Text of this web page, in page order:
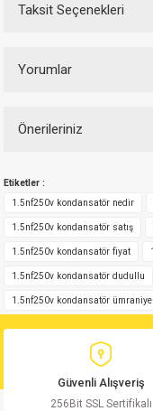
Taksit Seçenekleri
Yorumlar
Önerileriniz
yetersiz gördüğünüz
iletebilirsiniz.
Ürün bilgilerinde hatalar
Ürün fiyatı diğer
Bu ürüne benzer farklı
Etiketler :
1.5nf250v kondansatör nedir
1.5nf250v kondansatör satış
1.5nf250v kondansatör fiyat
1.5nf250v kondansatör dudullu
1.5nf250v kondansatör ümraniye
Güvenli Alışveriş
256Bit SSL Sertifikalı